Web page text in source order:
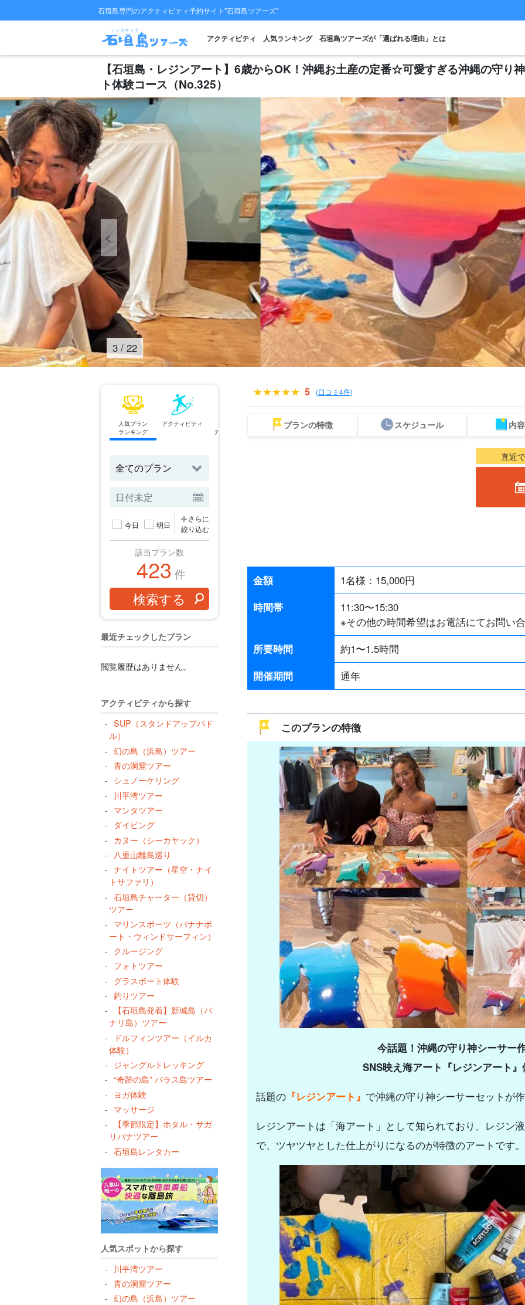
石垣島専門のアクティビティ予約サイト"石垣島ツアーズ"
アクティビティ 人気ランキング 石垣島ツアーズが「選ばれる理由」とは
【石垣島・レジンアート】6歳からOK！沖縄お土産の定番☆可愛すぎる沖縄の守り
ト体験コース（No.325）
4 / 22
人気プラン
ランキング
アクティビティ
チケット予約
スポットから
探す
当日予約OK
プラン
お得な割引
セットプラン
プレミアム
観
今日 明日
さらに
絞り込む
該当プラン数
423 件
最近チェックしたプラン
閲覧履歴はありません。
アクティビティから探す
SUP（スタンドアップパド
ル）
幻の島（浜島）ツアー
青の洞窟ツアー
シュノーケリング
川平湾ツアー
マンタツアー
ダイビング
カヌー（シーカヤック）
八重山離島巡り
ナイトツアー（星空・ナイ
トサファリ）
石垣島チャーター（貸切）
ツアー
マリンスポーツ（バナナボ
ート・ウィンドサーフィン）
クルージング
フォトツアー
グラスボート体験
釣りツアー
【石垣島発着】新城島（パ
ナリ島）ツアー
ドルフィンツアー（イルカ
体験）
ジャングルトレッキング
“奇跡の島” バラス島ツアー
ヨガ体験
マッサージ
【季節限定】ホタル・サガ
リバナツアー
石垣島レンタカー
人気スポットから探す
川平湾ツアー
青の洞窟ツアー
幻の島（浜島）ツアー
5 (口コミ4件)
プランの特徴 スケジュール 内
直近で
金額 1名様： 15,000円
時間帯
11:30〜15:30
※その他の時間希望はお電話にてお問い
所要時間
約1〜1.5時間
開催期間
通年
このプランの特徴
今話題！沖縄の守り神シーサー
SNS映え海アート『レジンアート
話題の 『レジンアート』 で沖縄の守り神シーサーセットが
レジンアートは「海アート」として知られており、レジン
で、ツヤツヤとした仕上がりになるのが特徴のアートです。